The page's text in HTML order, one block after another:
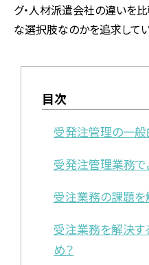
グ・人材派遣会社の違いを
な選択肢なのかを追求してい
目次
受発注管理の一
受発注管理業務で
受注業務の課題
受注業務を解決す
め？